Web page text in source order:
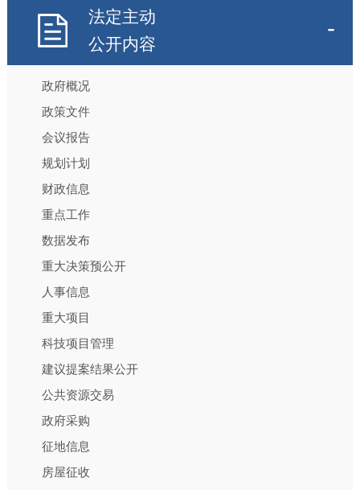
法定主动
公开内容
政府概况
政策文件
会议报告
规划计划
财政信息
重点工作
数据发布
重大决策预公开
人事信息
重大项目
科技项目管理
建议提案结果公开
公共资源交易
政府采购
征地信息
房屋征收